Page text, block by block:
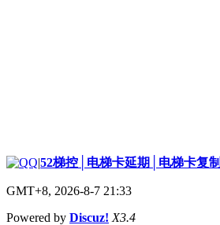
|52梯控│电梯卡延期│电梯卡复制
GMT+8, 2026-8-7 21:33
Powered by Discuz! X3.4